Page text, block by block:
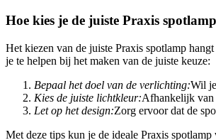
Hoe kies je de juiste Praxis
Het kiezen van de juiste Praxis spotlamp
je te helpen bij het maken van de juiste keuze:
Bepaal het doel van de verlichting:Wil
Kies de juiste lichtkleur:Afhankelijk van
Let op het design:Zorg ervoor dat de
Met deze tips kun je de ideale Praxis